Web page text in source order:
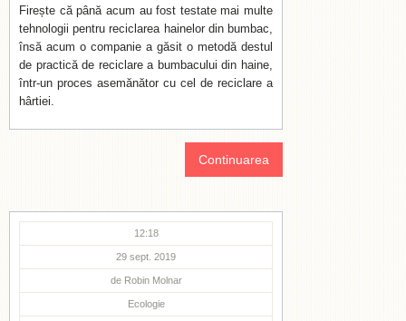
Firește că până acum au fost testate mai multe
tehnologii pentru reciclarea hainelor din bumbac,
însă acum o companie a găsit o metodă destul
de practică de reciclare a bumbacului din haine,
într-un proces asemănător cu cel de reciclare a
hârtiei.
Continuarea
12:18
29 sept. 2019
de Robin Molnar
Ecologie